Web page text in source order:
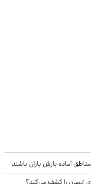
آماده بارش باران باشند